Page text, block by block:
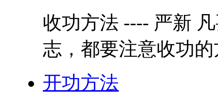
收功方法 ---- 严新
志，都要注意收功
开功方法